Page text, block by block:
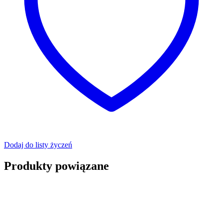
Dodaj do listy życzeń
Produkty powiązane